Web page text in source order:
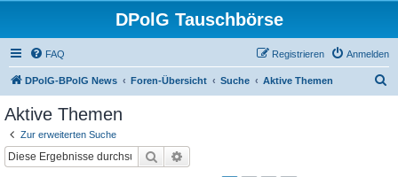
DPolG Tauschbörse
FAQ Anmelden
Registrieren
DPolG-BPolG News Foren-Übersicht Suche Aktive Themen
Aktive Themen
Zur erweiterten Suche
Suche